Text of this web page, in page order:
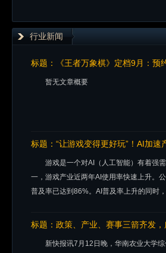
行业新闻
标题：
《王者万象棋》定档9月：
暂无文章概要
标题： “让游戏变得更好玩”！AI加速
游戏是一个对AI（人工智能）有着强
一，游戏产业近两年AI使用率快速上升。
普及率已达到86%。AI普及率上升的同时
标题： 政策、产业、赛事三箭齐发
新快报讯7月12日晚，华南农业大学